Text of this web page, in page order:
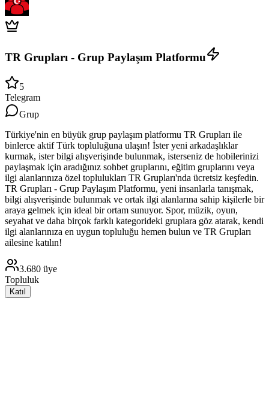
TR Grupları - Grup Paylaşım Platformu
5
Telegram
Grup
Türkiye'nin en büyük grup paylaşım platformu TR Grupları ile
binlerce aktif Türk topluluğuna ulaşın! İster yeni arkadaşlıklar
kurmak, ister bilgi alışverişinde bulunmak, isterseniz de hobilerinizi
paylaşmak için aradığınız sohbet gruplarını, eğitim gruplarını veya
ilgi alanlarınıza özel toplulukları TR Grupları'nda ücretsiz keşfedin.
TR Grupları - Grup Paylaşım Platformu, yeni insanlarla tanışmak,
bilgi alışverişinde bulunmak ve ortak ilgi alanlarına sahip kişilerle bir
araya gelmek için ideal bir ortam sunuyor. Spor, müzik, oyun,
seyahat ve daha birçok farklı kategorideki gruplara göz atarak, kendi
ilgi alanlarınıza en uygun topluluğu hemen bulun ve TR Grupları
ailesine katılın!
3.680 üye
Topluluk
Katıl